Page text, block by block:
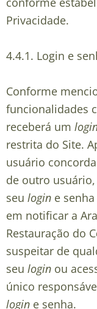
Privacidade.
4.4.1. Login e
Conforme
funcionalidades
receberá um
restrita do Site.
usuário
de outro
seu login e
em notificar a
Restauração do
suspeitar de
seu login ou
único
login e senha.